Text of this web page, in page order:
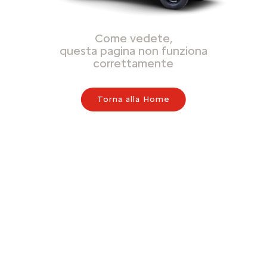
Come vedete,
questa pagina non funziona
correttamente
Torna alla Home